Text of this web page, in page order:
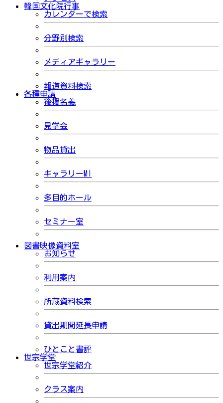
韓国文化院行事
カレンダーで検索
分野別検索
メディアギャラリー
報道資料検索
各種申請
後援名義
見学会
物品貸出
ギャラリーMI
多目的ホール
セミナー室
図書映像資料室
お知らせ
利用案内
所蔵資料検索
貸出期間延長申請
ひとこと書評
世宗学堂
世宗学堂紹介
クラス案内